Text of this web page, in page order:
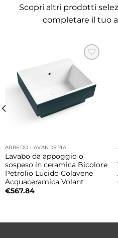
Misure lavabo
Ø45×h21 cm
Installazione a
La configurazione a
integrare
composizioni bagno
Finiture disponibili
Il lavabo in ceramica è
Scopri altri prodotti
completare il tuo
ARREDO LAVANDERIA
Lavabo da appoggio o
sospeso in ceramica Bicolore
Petrolio Lucido Colavene
Acquaceramica Volant
€567.84